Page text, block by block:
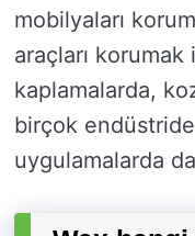
mobilyaları
araçları
kaplamalarda,
birçok endüstride
uygulamalarda da